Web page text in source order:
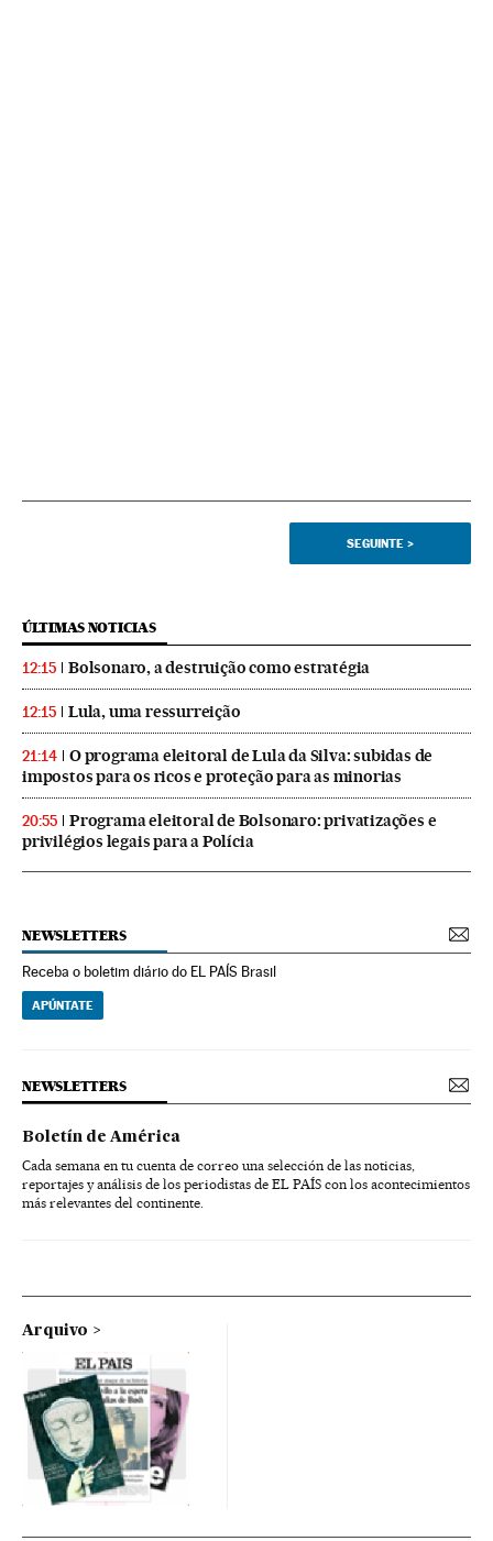
SEGUINTE >
ÚLTIMAS NOTICIAS
12:15 Bolsonaro, a destruição como estratégia
12:15 Lula, uma ressurreição
21:14
O programa eleitoral de Lula da Silva: subidas de
impostos para os ricos e proteção para as minorias
20:55
Programa eleitoral de Bolsonaro: privatizações e
privilégios legais para a Polícia
NEWSLETTERS
Receba o boletim diário do EL PAÍS Brasil
APÚNTATE
NEWSLETTERS
Boletín de América
Cada semana en tu cuenta de correo una selección de las noticias,
reportajes y análisis de los periodistas de EL PAÍS con los acontecimientos
más relevantes del continente.
Arquivo